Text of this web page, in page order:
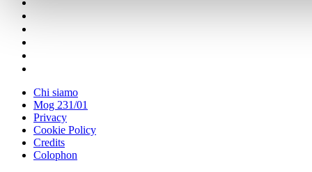
Chi siamo
Mog 231/01
Privacy
Cookie Policy
Credits
Colophon